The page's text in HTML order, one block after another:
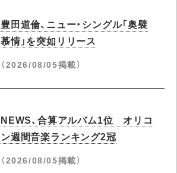
豊田道倫、ニュー・シングル「奥襞
慕情」を突如リリース
（2026/08/05掲載）
NEWS、合算アルバム1位​ オリコ
ン週間音楽ランキング2冠​
（2026/08/05掲載）